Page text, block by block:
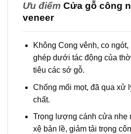
Ưu điểm Cửa gỗ công
veneer
Không Cong vênh, co
ghép dưới tác động của
tiêu các sớ gỗ.
Chống mối mọt, đã qua xử
chất.
Trọng lượng cánh cửa nhẹ
xệ bản lề, giảm tải trọng